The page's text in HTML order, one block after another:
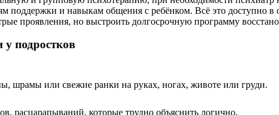
поддержки и навыкам общения с ребёнком. Всё это
проявления, но выстроить долгосрочную программу
подростков
шрамы или свежие ранки на руках, ногах, животе или груди.
расцарапываний, которые трудно объяснить логично.